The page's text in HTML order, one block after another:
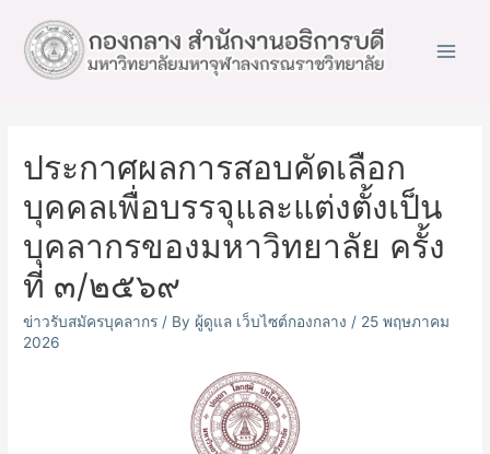
ประกาศผลการสอบคัดเลือก
บุคคลเพื่อบรรจุและแต่งตั้งเป็น
บุคลากรของมหาวิทยาลัย ครั้ง
ที่ ๓/๒๕๖๙
ข่าวรับสมัครบุคลากร / By ผู้ดูแล เว็บไซต์กองกลาง / 25 พฤษภาคม
2026